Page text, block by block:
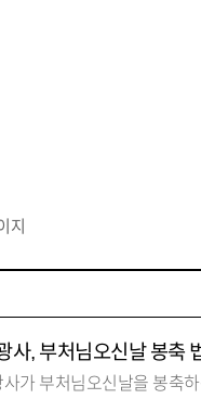
지
사, 부처님오신날 봉축
사가 부처님오신날을 봉축